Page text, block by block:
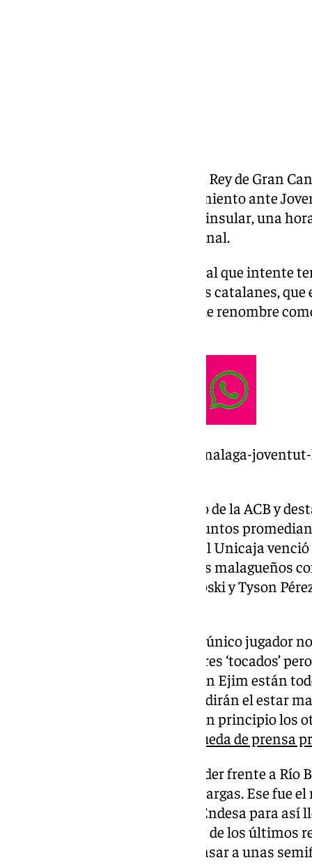
Este jueves empieza la Copa del Rey de Gran
torneo copero con un enfrentamiento ante
comenzará a las 18:30 hora peninsular, una
primer duelo de los cuartos de final.
Joventut de Badalona será el rival que intente
Unicaja en el torneo del ‘KO’. Los catalanes,
tienen en sus filas a jugadores de renombre
https://www.101tv.es/unicaja-malaga-
Joventut es el quinto clasificado de la ACB y
Ante Tomic y Artem Pustovyi. Juntos
créditos de valoración. En liga, el Unicaja
Olímpico de Badalona, donde los malagueños
Copa hace dos ediciones. Kalinoski y Tyson
El Unicaja llega con Ejim como único jugador
confirmó que hay varios jugadores ‘tocados’
«Nunca estás 100%, salvo Melvin Ejim están
con molestias, pero no les impedirán el estar
con Dylan y con Tyson Carter. En principio los
Ibon Navarro en la rueda de prensa
Los malagueños llegan tras perder frente a Río
Osetkowski para controlar las cargas. Ese fue
los últimos resultados en Liga Endesa para así
que hace borrón y cuenta nueva de los últimos
sentirse cómodo en la pista y pasar a unas